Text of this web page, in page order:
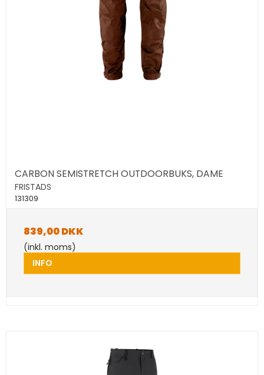
CARBON SEMISTRETCH OUTDOORBUKS, DAME
FRISTADS
131309
839,00 DKK
(inkl. moms)
INFO